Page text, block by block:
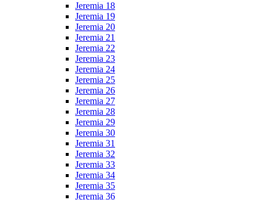
Jeremia 18
Jeremia 19
Jeremia 20
Jeremia 21
Jeremia 22
Jeremia 23
Jeremia 24
Jeremia 25
Jeremia 26
Jeremia 27
Jeremia 28
Jeremia 29
Jeremia 30
Jeremia 31
Jeremia 32
Jeremia 33
Jeremia 34
Jeremia 35
Jeremia 36